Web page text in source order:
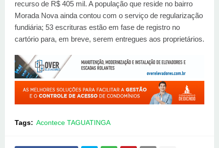
recurso de R$ 405 mil. A população que reside no bairro
Morada Nova ainda contou com o serviço de regularização
fundiária; 53 escrituras estão em fase de registro no
cartório para, em breve, serem entregues aos proprietários.
Tags: Acontece TAGUATINGA